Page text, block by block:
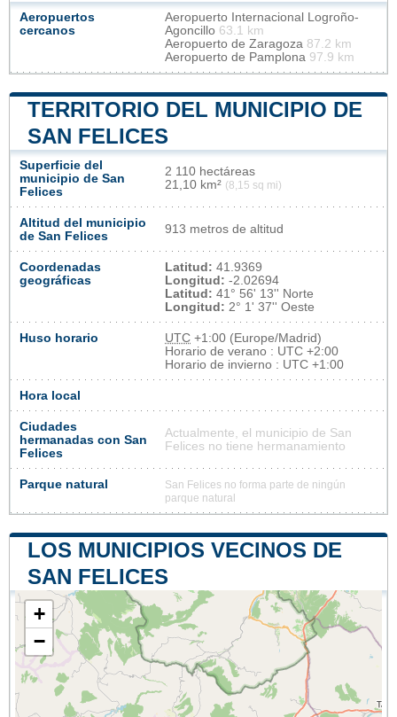
Aeropuertos
cercanos
Aeropuerto Internacional Logroño-
Agoncillo 63.1 km
Aeropuerto de Zaragoza 87.2 km
Aeropuerto de Pamplona 97.9 km
TERRITORIO DEL MUNICIPIO DE
SAN FELICES
Superficie del
municipio de San
Felices
2 110 hectáreas
21,10 km² (8,15 sq mi)
Altitud del municipio
de San Felices
913 metros de altitud
Coordenadas
geográficas
Latitud: 41.9369
Longitud: -2.02694
Latitud: 41° 56' 13'' Norte
Longitud: 2° 1' 37'' Oeste
Huso horario UTC +1:00 (Europe/Madrid)
Horario de verano : UTC +2:00
Horario de invierno : UTC +1:00
Hora local
Ciudades
hermanadas con San
Felices
Actualmente, el municipio de San
Felices no tiene hermanamiento
Parque natural
San Felices no forma parte de ningún
parque natural
LOS MUNICIPIOS VECINOS DE
SAN FELICES
+
−